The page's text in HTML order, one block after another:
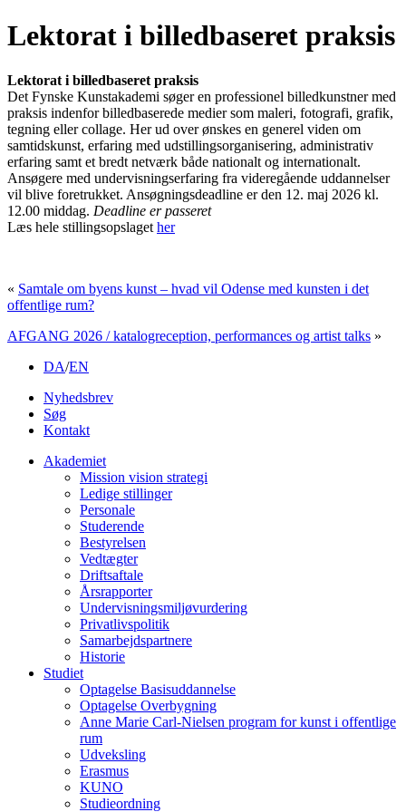
Lektorat i billedbaseret praksis
Lektorat i billedbaseret praksis
Det Fynske Kunstakademi søger en professionel billedkunstner med
praksis indenfor billedbaserede medier som maleri, fotografi, grafik,
tegning eller collage. Her ud over ønskes en generel viden om
samtidskunst, erfaring med udstillingsorganisering, administrativ
erfaring samt et bredt netværk både nationalt og internationalt.
Ansøgere med undervisningserfaring fra videregående uddannelser
vil blive foretrukket. Ansøgningsdeadline er den 12. maj 2026 kl.
12.00 middag. Deadline er passeret
Læs hele stillingsopslaget her
« Samtale om byens kunst – hvad vil Odense med kunsten i det
offentlige rum?
AFGANG 2026 / katalogreception, performances og artist talks »
DA/EN
Nyhedsbrev
Søg
Kontakt
Akademiet
Mission vision strategi
Ledige stillinger
Personale
Studerende
Bestyrelsen
Vedtægter
Driftsaftale
Årsrapporter
Undervisningsmiljøvurdering
Privatlivspolitik
Samarbejdspartnere
Historie
Studiet
Optagelse Basisuddannelse
Optagelse Overbygning
Anne Marie Carl-Nielsen program for kunst i offentlige
rum
Udveksling
Erasmus
KUNO
Studieordning